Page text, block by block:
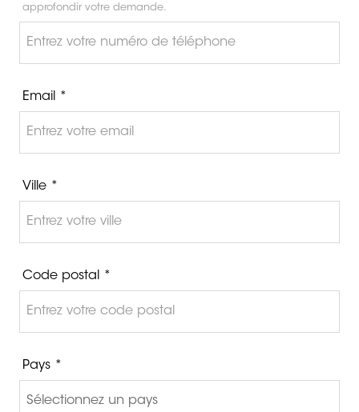
approfondir votre demande.
Email *
Ville *
Code postal *
Pays *